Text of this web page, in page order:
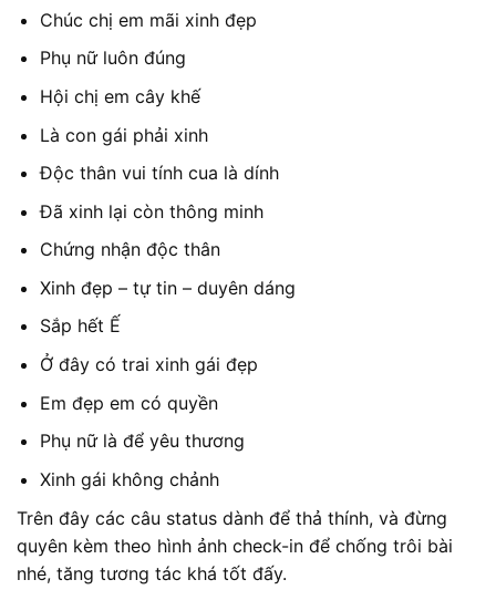
Chúc chị em mãi xinh đẹp
Phụ nữ luôn đúng
Hội chị em cây khế
Là con gái phải xinh
Độc thân vui tính cua là dính
Đã xinh lại còn thông minh
Chứng nhận độc thân
Xinh đẹp – tự tin – duyên dáng
Sắp hết Ế
Ở đây có trai xinh gái đẹp
Em đẹp em có quyền
Phụ nữ là để yêu thương
Xinh gái không chảnh
Trên đây các câu status dành để thả thính, và đừng
quyên kèm theo hình ảnh check-in để chống trôi bài
nhé, tăng tương tác khá tốt đấy.